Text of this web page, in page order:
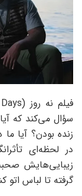
سؤال می‌کند که
زنده بودن؟ آیا
در لحظه‌ای
زیبایی‌هایش
گرفته تا لباس